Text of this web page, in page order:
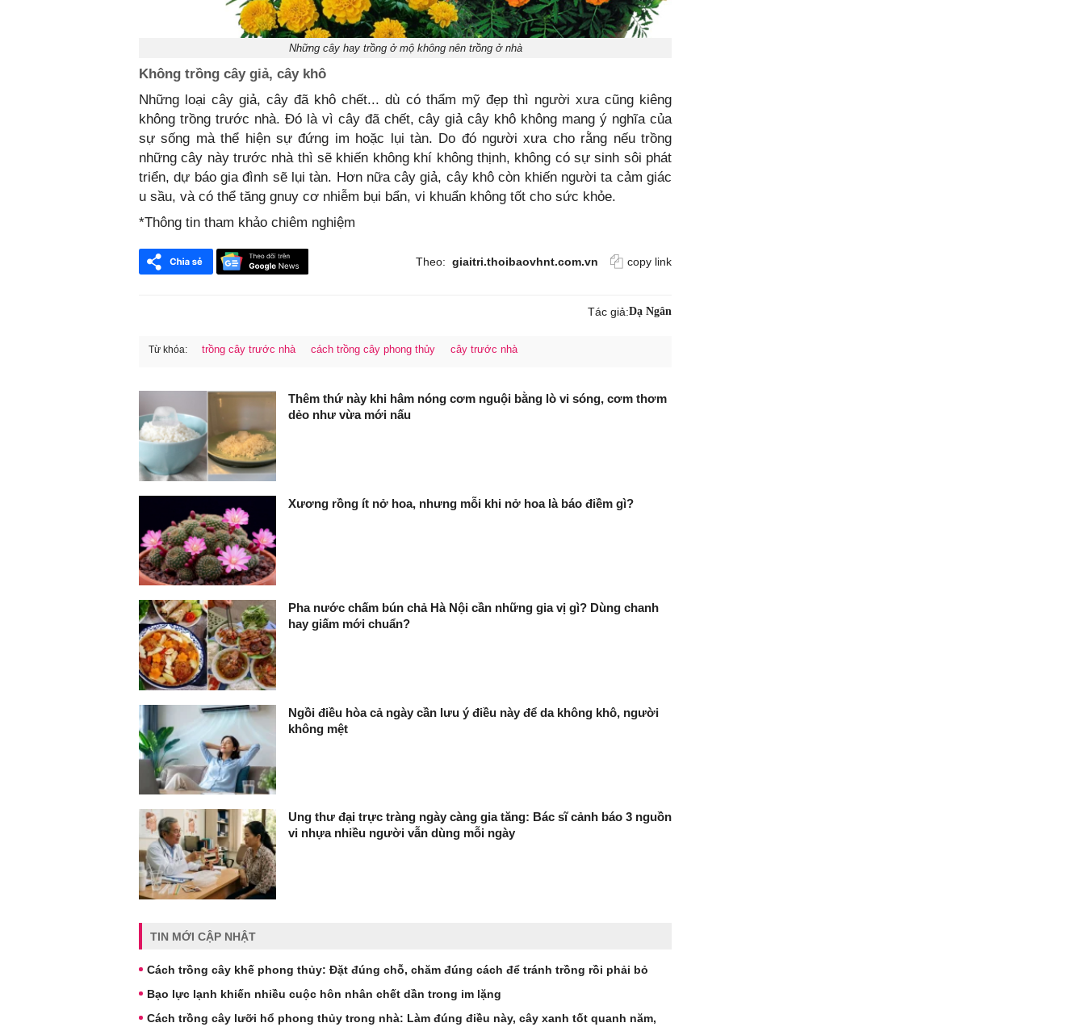
Những cây hay trồng ở mộ không nên trồng ở nhà
Không trồng cây giả, cây khô
Những loại cây giả, cây đã khô chết... dù có thẩm mỹ đẹp thì người xưa cũng kiêng
không trồng trước nhà. Đó là vì cây đã chết, cây giả cây khô không mang ý nghĩa của
sự sống mà thể hiện sự đứng im hoặc lụi tàn. Do đó người xưa cho rằng nếu trồng
những cây này trước nhà thì sẽ khiến không khí không thịnh, không có sự sinh sôi phát
triển, dự báo gia đình sẽ lụi tàn. Hơn nữa cây giả, cây khô còn khiến người ta cảm giác
u sầu, và có thể tăng gnuy cơ nhiễm bụi bẩn, vi khuẩn không tốt cho sức khỏe.
*Thông tin tham khảo chiêm nghiệm
Theo: giaitri.thoibaovhnt.com.vn copy link
Tác giả:Dạ Ngân
Từ khóa: trồng cây trước nhà cách trồng cây phong thủy cây trước nhà
Thêm thứ này khi hâm nóng cơm nguội bằng lò vi sóng, cơm thơm
dẻo như vừa mới nấu
Xương rồng ít nở hoa, nhưng mỗi khi nở hoa là báo điềm gì?
Pha nước chấm bún chả Hà Nội cần những gia vị gì? Dùng chanh
hay giấm mới chuẩn?
Ngồi điều hòa cả ngày cần lưu ý điều này để da không khô, người
không mệt
Ung thư đại trực tràng ngày càng gia tăng: Bác sĩ cảnh báo 3 nguồn
vi nhựa nhiều người vẫn dùng mỗi ngày
TIN MỚI CẬP NHẬT
Cách trồng cây khế phong thủy: Đặt đúng chỗ, chăm đúng cách để tránh trồng rồi phải bỏ
Bạo lực lạnh khiến nhiều cuộc hôn nhân chết dần trong im lặng
Cách trồng cây lưỡi hổ phong thủy trong nhà: Làm đúng điều này, cây xanh tốt quanh năm,